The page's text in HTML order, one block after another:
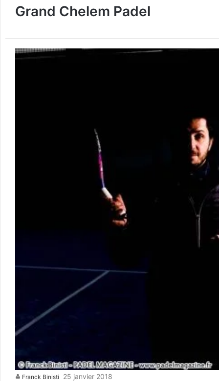
Grand Chelem Padel
Franck Binisti 25 janvier 2018